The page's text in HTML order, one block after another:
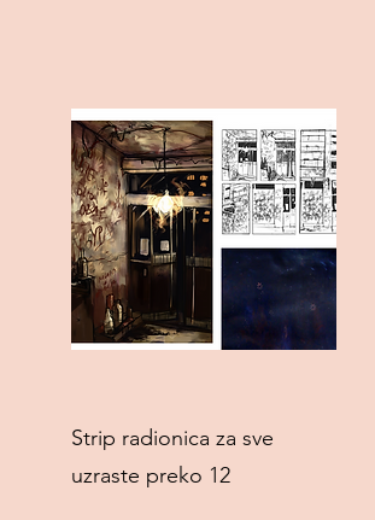
Strip radionica za sve
uzraste preko 12